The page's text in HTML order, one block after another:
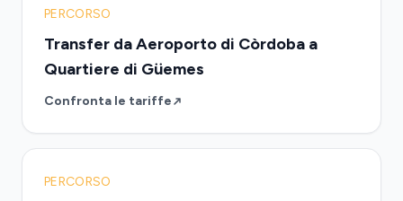
PERCORSO
Transfer da Aeroporto di Còrdoba a
Quartiere di Güemes
Confronta le tariffe
PERCORSO